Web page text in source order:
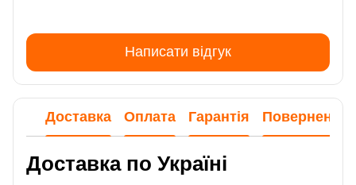
Написати відгук
Доставка Оплата Гарантія Повернення
Доставка по Україні